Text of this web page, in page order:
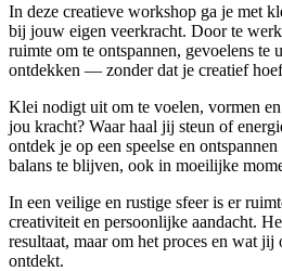
In deze creatieve workshop ga je met
bij jouw eigen veerkracht. Door te
ruimte om te ontspannen, gevoelens te
ontdekken — zonder dat je creatief
Klei nodigt uit om te voelen, vormen
jou kracht? Waar haal jij steun of
ontdek je op een speelse en
balans te blijven, ook in moeilijke
In een veilige en rustige sfeer is er
creativiteit en persoonlijke aandacht.
resultaat, maar om het proces en wat
ontdekt.